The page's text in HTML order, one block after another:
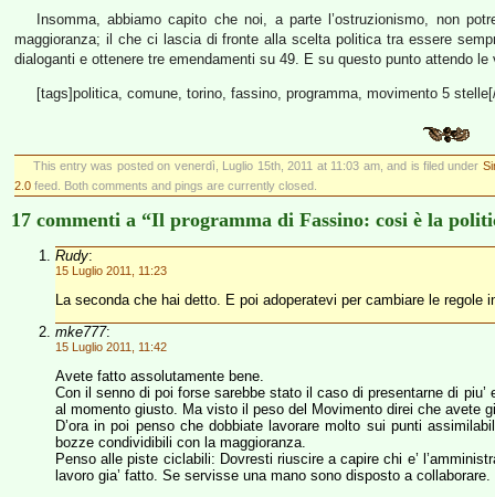
Insomma, abbiamo capito che noi, a parte l’ostruzionismo, non
maggioranza; il che ci lascia di fronte alla scelta politica tra essere
dialoganti e ottenere tre emendamenti su 49. E su questo punto attendo le
[tags]politica, comune, torino, fassino, programma, movimento 5
This entry was posted on venerdì, Luglio 15th, 2011 at 11:03 am, and is filed under
2.0 feed. Both comments and pings are currently closed.
17 commenti a “Il programma di Fassino: cosi è la
Rudy:
15 Luglio 2011, 11:23
La seconda che hai detto. E poi adoperatevi per cambiare le regole
mke777:
15 Luglio 2011, 11:42
Avete fatto assolutamente bene.
Con il senno di poi forse sarebbe stato il caso di presentarne di piu’
al momento giusto. Ma visto il peso del Movimento direi che avete
D’ora in poi penso che dobbiate lavorare molto sui punti
bozze condividibili con la maggioranza.
Penso alle piste ciclabili: Dovresti riuscire a capire chi e’
lavoro gia’ fatto. Se servisse una mano sono disposto a collaborare.